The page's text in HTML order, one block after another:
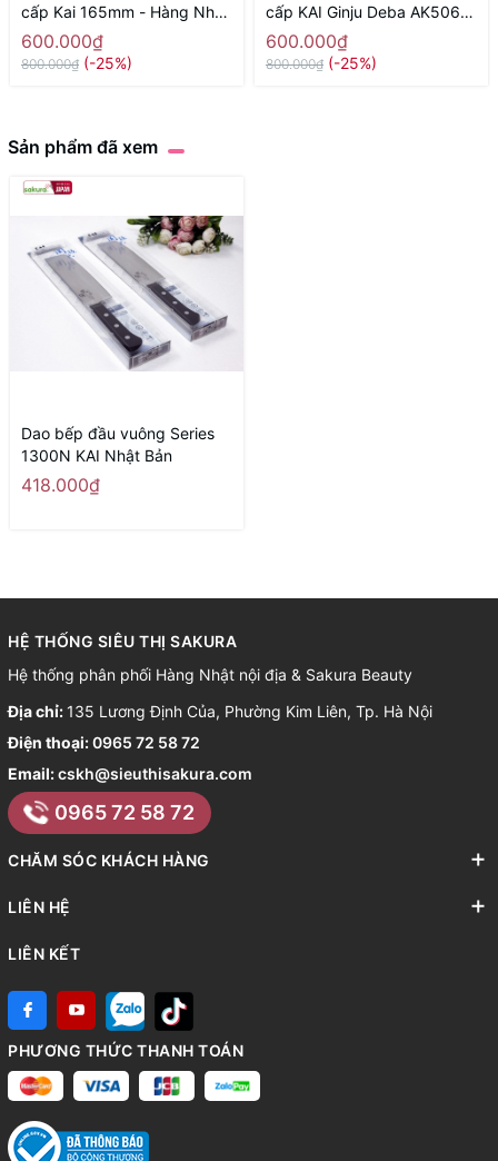
cấp Kai 165mm - Hàng Nhật
nội địa
600.000₫
800.000₫ (-25%)
cấp KAI Ginju Deba AK5061
(150mm) - Hàng Nhật nội
địa
600.000₫
800.000₫ (-25%)
Sản phẩm đã xem
Dao bếp đầu vuông Series
1300N KAI Nhật Bản
418.000₫
HỆ THỐNG SIÊU THỊ SAKURA
Hệ thống phân phối Hàng Nhật nội địa & Sakura Beauty
Địa chỉ: 135 Lương Định Của, Phường Kim Liên, Tp. Hà Nội
Điện thoại:0965 72 58 72
Email:cskh@sieuthisakura.com
0965 72 58 72
CHĂM SÓC KHÁCH HÀNG
LIÊN HỆ
LIÊN KẾT
PHƯƠNG THỨC THANH TOÁN